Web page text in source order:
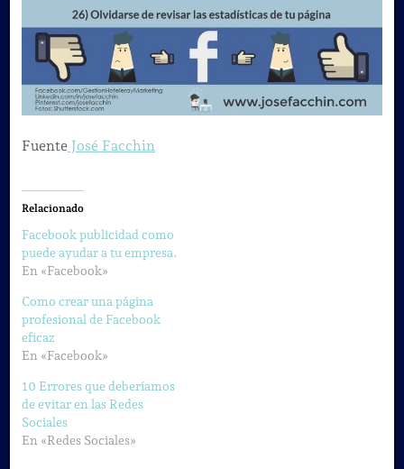
FuenteJosé Facchin
Relacionado
Facebook publicidad como
puede ayudar a tu empresa.
En «Facebook»
Como crear una página
profesional de Facebook
eficaz
En «Facebook»
10 Errores que deberíamos
de evitar en las Redes
Sociales
En «Redes Sociales»